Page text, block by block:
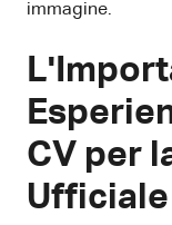
immagine.
CV per